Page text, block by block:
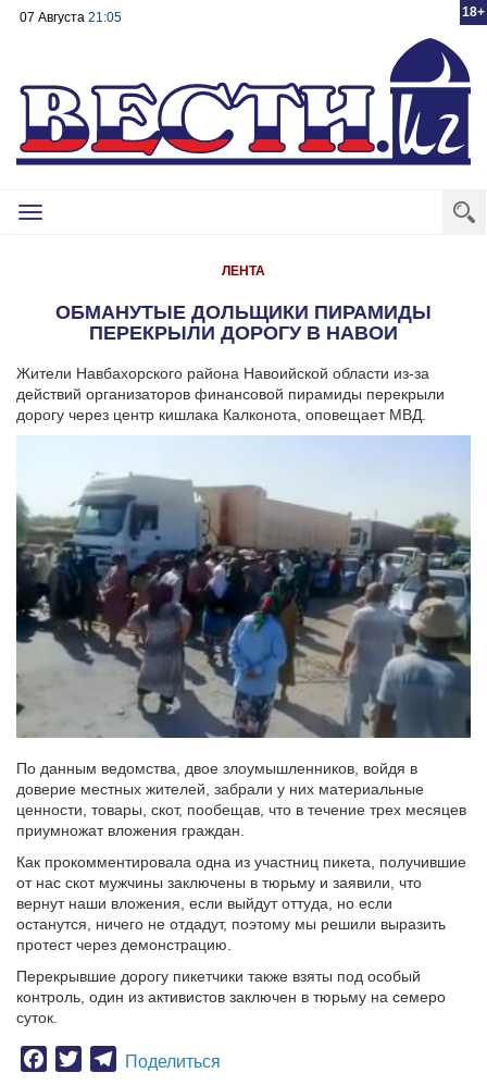
18+
07 Августа 21:05
Toggle
ЛЕНТА
ОБМАНУТЫЕ ДОЛЬЩИКИ ПИРАМИДЫ
ПЕРЕКРЫЛИ ДОРОГУ В НАВОИ
Жители Навбахорского района Навоийской области из-за
действий организаторов финансовой пирамиды перекрыли
дорогу через центр кишлака Калконота, оповещает МВД.
По данным ведомства, двое злоумышленников, войдя в
доверие местных жителей, забрали у них материальные
ценности, товары, скот, пообещав, что в течение трех месяцев
приумножат вложения граждан.
Как прокомментировала одна из участниц пикета, получившие
от нас скот мужчины заключены в тюрьму и заявили, что
вернут наши вложения, если выйдут оттуда, но если
останутся, ничего не отдадут, поэтому мы решили выразить
протест через демонстрацию.
Перекрывшие дорогу пикетчики также взяты под особый
контроль, один из активистов заключен в тюрьму на семеро
суток.
Facebook
TwitterTelegram
Поделиться